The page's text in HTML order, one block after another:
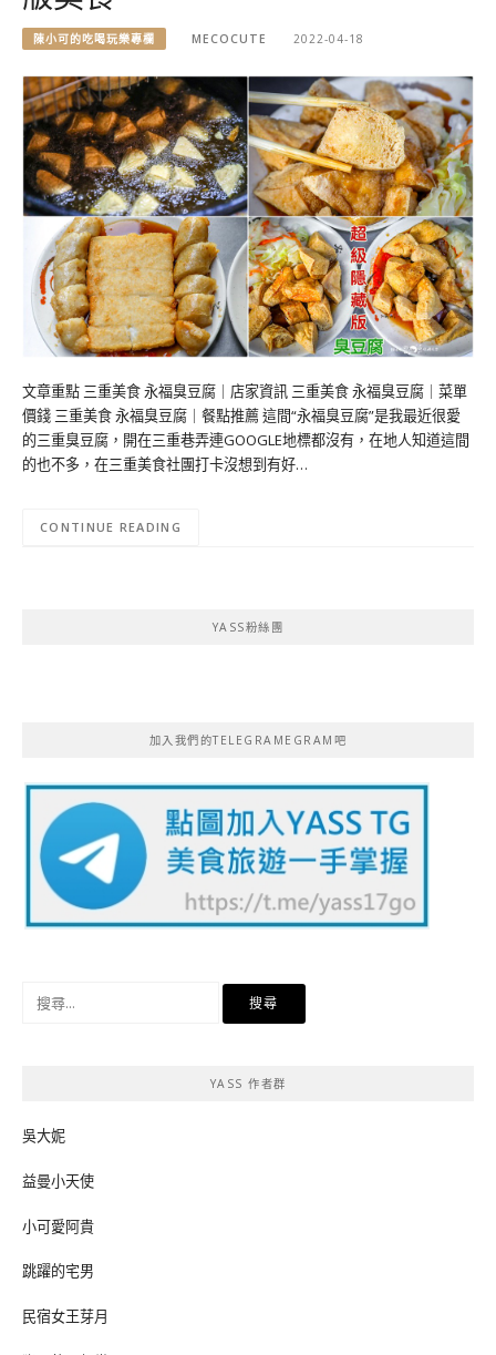
陳小可的吃喝玩樂專欄 MECOCUTE 2022-04-18
文章重點 三重美食 永福臭豆腐｜店家資訊 三重美食 永福臭豆腐｜菜單
價錢 三重美食 永福臭豆腐｜餐點推薦 這間“永福臭豆腐”是我最近很愛
的三重臭豆腐，開在三重巷弄連GOOGLE地標都沒有，在地人知道這間
的也不多，在三重美食社團打卡沒想到有好…
CONTINUE READING
YASS粉絲團
加入我們的TELEGRAMEGRAM吧
YASS 作者群
吳大妮
益曼小天使
小可愛阿貴
跳躍的宅男
民宿女王芽月